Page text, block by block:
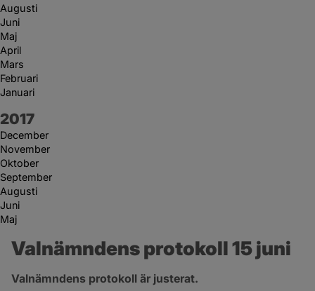
Augusti
Juni
Maj
April
Mars
Februari
Januari
År:
2017
December
November
Oktober
September
Augusti
Juni
Maj
Valnämndens protokoll 15 juni
Valnämndens protokoll är justerat.